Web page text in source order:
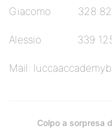
Giacomo 328
Alessio 339
Mail:
Colpo a sorpresa